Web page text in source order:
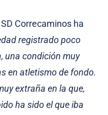
Correcaminos ha
registrado poco
una condición muy
en atletismo de fondo.
extraña en la que,
ha sido el que iba